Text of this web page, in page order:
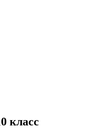
класс